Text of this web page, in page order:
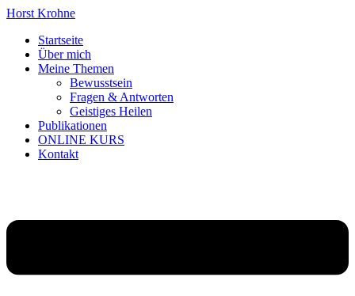
Horst Krohne
Startseite
Über mich
Meine Themen
Bewusstsein
Fragen & Antworten
Geistiges Heilen
Publikationen
ONLINE KURS
Kontakt